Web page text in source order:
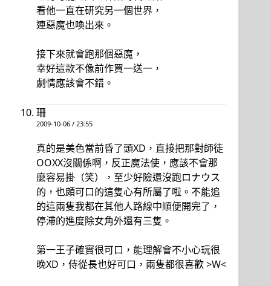
看他一直在研究另一個世界，
連惡魔也喚出來。
接下來就會跑那個惡魔，
幸好這款不像前作買一送一，
劇情應該會不錯。
珊
2009-10-06 / 23:55
真的是美色當前昏了頭XD，直接把那對師徒
OOXX沒關係啊，反正魔法使，應該不會那
麼容易掛（笑），至少好險還沒跑ロナウス
的，也頗可口的這隻心有所屬了啦。不能追
的這兩隻我都在其他人路線中順便開完了，
停滯的進度除女角外還有三隻。
第一王子確實很可口，能理解會不小心玩很
晚XD，侍從長也好可口，兩隻都很喜歡 >W<